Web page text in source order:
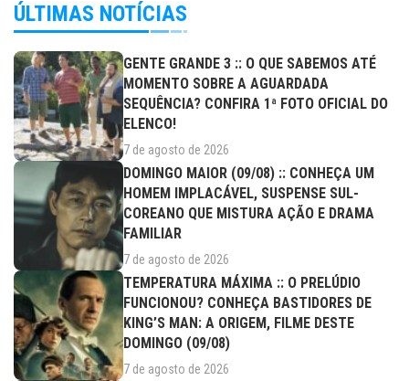
ÚLTIMAS NOTÍCIAS
GENTE GRANDE 3 :: O QUE SABEMOS ATÉ
MOMENTO SOBRE A AGUARDADA
SEQUÊNCIA? CONFIRA 1ª FOTO OFICIAL DO
ELENCO!
7 de agosto de 2026
DOMINGO MAIOR (09/08) :: CONHEÇA UM
HOMEM IMPLACÁVEL, SUSPENSE SUL-
COREANO QUE MISTURA AÇÃO E DRAMA
FAMILIAR
7 de agosto de 2026
TEMPERATURA MÁXIMA :: O PRELÚDIO
FUNCIONOU? CONHEÇA BASTIDORES DE
KING’S MAN: A ORIGEM, FILME DESTE
DOMINGO (09/08)
7 de agosto de 2026